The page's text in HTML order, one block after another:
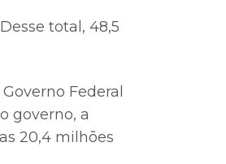
total, 48,5
Federal
governo, a
20,4 milhões